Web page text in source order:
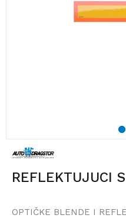
1
REFLEKTUJUCI
OPTIČKE BLENDE I